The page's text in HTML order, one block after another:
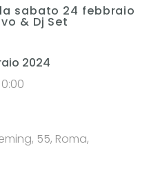
sabato 24 febbraio
& Dj Set
2024
55, Roma,